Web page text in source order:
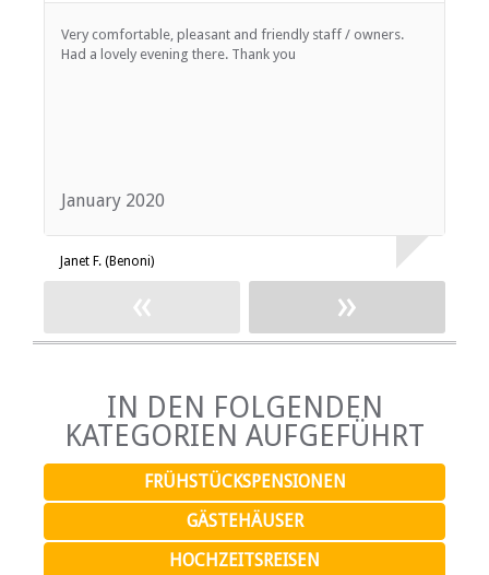
Very comfortable, pleasant and friendly staff / owners.
Had a lovely evening there. Thank you
January 2020
Janet F. (Benoni)
« »
IN DEN FOLGENDEN
KATEGORIEN AUFGEFÜHRT
FRÜHSTÜCKSPENSIONEN
GÄSTEHÄUSER
HOCHZEITSREISEN